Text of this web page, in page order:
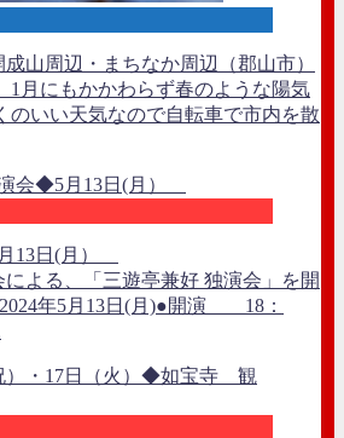
周辺・まちなか周辺（郡山市）
1月にもかかわらず春のような陽気
のいい天気なので自転車で市内を散
13日(月）
よる、「三遊亭兼好 独演会」を開
年5月13日(月)●開演 18：